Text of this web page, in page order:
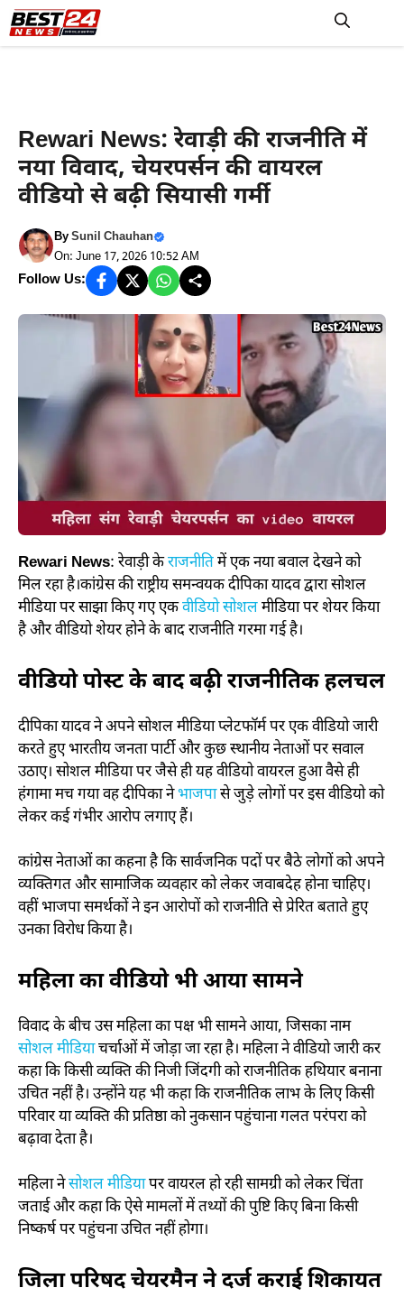
Skip
to
Rewari News: रेवाड़ी की राजनीति में
नया विवाद, चेयरपर्सन की वायरल
वीडियो से बढ़ी सियासी गर्मी
BySunil Chauhan
On: June 17, 2026 10:52 AM
Follow Us:
Rewari News: रेवाड़ी केराजनीतिमें एक नया बवाल देखने को
मिल रहा है।कांग्रेस की राष्ट्रीय समन्वयक दीपिका यादव द्वारा सोशल
मीडिया पर साझा किए गए एकवीडियो सोशलमीडिया पर शेयर किया
है और वीडियो शेयर होने के बाद राजनीति गरमा गई है।
वीडियो पोस्ट के बाद बढ़ी राजनीतिक हलचल
दीपिका यादव ने अपने सोशल मीडिया प्लेटफॉर्म पर एक वीडियो जारी
करते हुए भारतीय जनता पार्टी और कुछ स्थानीय नेताओं पर सवाल
उठाए। सोशल मीडिया पर जैसे ही यह वीडियो वायरल हुआ वैसे ही
हंगामा मच गया वह दीपिका नेभाजपासे जुड़े लोगों पर इस वीडियो को
लेकर कई गंभीर आरोप लगाए हैं।
कांग्रेस नेताओं का कहना है कि सार्वजनिक पदों पर बैठे लोगों को अपने
व्यक्तिगत और सामाजिक व्यवहार को लेकर जवाबदेह होना चाहिए।
वहीं भाजपा समर्थकों ने इन आरोपों को राजनीति से प्रेरित बताते हुए
उनका विरोध किया है।
महिला का वीडियो भी आया सामने
विवाद के बीच उस महिला का पक्ष भी सामने आया, जिसका नाम
सोशल मीडियाचर्चाओं में जोड़ा जा रहा है। महिला ने वीडियो जारी कर
कहा कि किसी व्यक्ति की निजी जिंदगी को राजनीतिक हथियार बनाना
उचित नहीं है। उन्होंने यह भी कहा कि राजनीतिक लाभ के लिए किसी
परिवार या व्यक्ति की प्रतिष्ठा को नुकसान पहुंचाना गलत परंपरा को
बढ़ावा देता है।
महिला नेसोशल मीडियापर वायरल हो रही सामग्री को लेकर चिंता
जताई और कहा कि ऐसे मामलों में तथ्यों की पुष्टि किए बिना किसी
निष्कर्ष पर पहुंचना उचित नहीं होगा।
जिला परिषद चेयरमैन ने दर्ज कराई शिकायत